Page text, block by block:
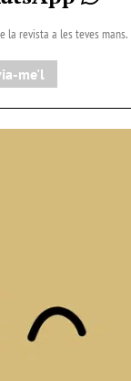
la revista a les teves mans.
me'l